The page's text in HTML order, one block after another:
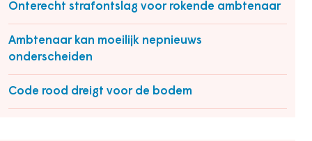
Onterecht strafontslag voor rokende ambtenaar
Ambtenaar kan moeilijk nepnieuws
onderscheiden
Code rood dreigt voor de bodem